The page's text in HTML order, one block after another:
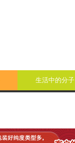
生活中的分子